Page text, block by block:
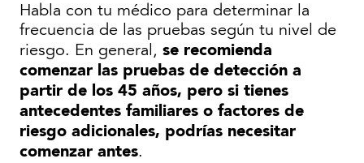
Habla con tu médico para determinar la
frecuencia de las pruebas según tu nivel de
riesgo. En general, se recomienda
comenzar las pruebas de detección a
partir de los 45 años, pero si tienes
antecedentes familiares o factores de
riesgo adicionales, podrías necesitar
comenzar antes.